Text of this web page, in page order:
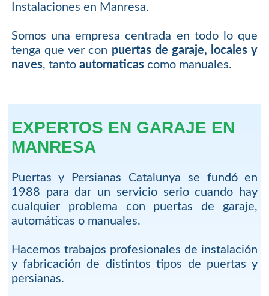
Instalaciones en Manresa.
Somos una empresa centrada en todo lo que
tenga que ver con puertas de garaje, locales y
naves, tanto automaticascomo manuales.
EXPERTOS EN GARAJE EN
MANRESA
Puertas y Persianas Catalunya se fundó en
1988 para dar un servicio serio cuando hay
cualquier problema con puertas de garaje,
automáticas o manuales.
Hacemos trabajos profesionales de instalación
y fabricación de distintos tipos de puertas y
persianas.